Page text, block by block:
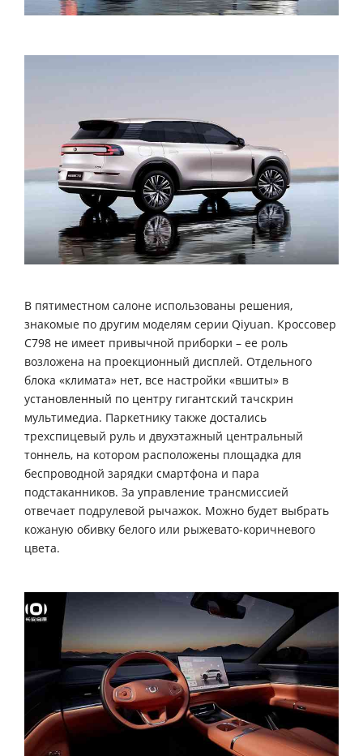
В пятиместном салоне использованы решения,
знакомые по другим моделям серии Qiyuan. Кроссовер
C798 не имеет привычной приборки – ее роль
возложена на проекционный дисплей. Отдельного
блока «климата» нет, все настройки «вшиты» в
установленный по центру гигантский тачскрин
мультимедиа. Паркетнику также достались
трехспицевый руль и двухэтажный центральный
тоннель, на котором расположены площадка для
беспроводной зарядки смартфона и пара
подстаканников. За управление трансмиссией
отвечает подрулевой рычажок. Можно будет выбрать
кожаную обивку белого или рыжевато-коричневого
цвета.